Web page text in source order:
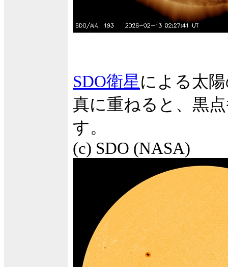
SDO衛星による太
真に重ねると、黒
す。
(c) SDO (NASA)